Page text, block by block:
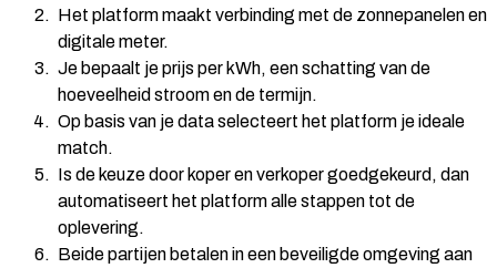
Het platform maakt verbinding met de zonnepanelen en
digitale meter.
Je bepaalt je prijs per kWh, een schatting van de
hoeveelheid stroom en de termijn.
Op basis van je data selecteert het platform je ideale
match.
Is de keuze door koper en verkoper goedgekeurd, dan
automatiseert het platform alle stappen tot de
oplevering.
Beide partijen betalen in een beveiligde omgeving aan